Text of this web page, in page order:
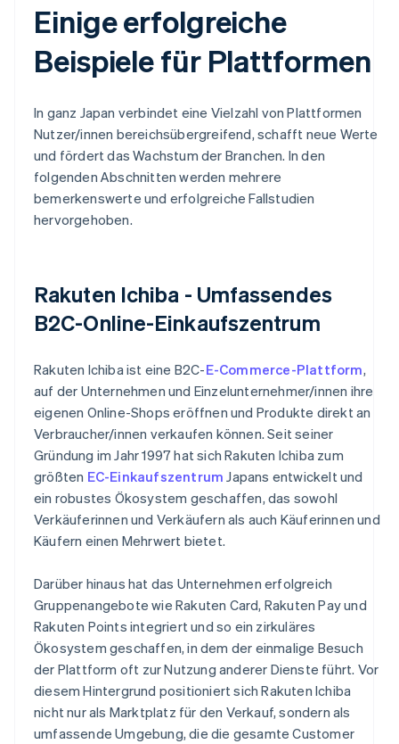
Einige erfolgreiche
Beispiele für Plattformen
In ganz Japan verbindet eine Vielzahl von Plattformen
Nutzer/innen bereichsübergreifend, schafft neue Werte
und fördert das Wachstum der Branchen. In den
folgenden Abschnitten werden mehrere
bemerkenswerte und erfolgreiche Fallstudien
hervorgehoben.
Rakuten Ichiba - Umfassendes
B2C-Online-Einkaufszentrum
Rakuten Ichiba ist eine B2C-E-Commerce-Plattform,
auf der Unternehmen und Einzelunternehmer/innen ihre
eigenen Online-Shops eröffnen und Produkte direkt an
Verbraucher/innen verkaufen können. Seit seiner
Gründung im Jahr 1997 hat sich Rakuten Ichiba zum
größten EC-Einkaufszentrum Japans entwickelt und
ein robustes Ökosystem geschaffen, das sowohl
Verkäuferinnen und Verkäufern als auch Käuferinnen und
Käufern einen Mehrwert bietet.
Darüber hinaus hat das Unternehmen erfolgreich
Gruppenangebote wie Rakuten Card, Rakuten Pay und
Rakuten Points integriert und so ein zirkuläres
Ökosystem geschaffen, in dem der einmalige Besuch
der Plattform oft zur Nutzung anderer Dienste führt. Vor
diesem Hintergrund positioniert sich Rakuten Ichiba
nicht nur als Marktplatz für den Verkauf, sondern als
umfassende Umgebung, die die gesamte Customer